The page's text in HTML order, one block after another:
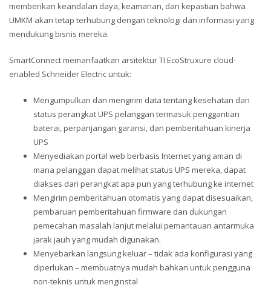
memberikan keandalan daya, keamanan, dan kepastian bahwa
UMKM akan tetap terhubung dengan teknologi dan informasi yang
mendukung bisnis mereka.
SmartConnect memanfaatkan arsitektur TI EcoStruxure cloud-
enabled Schneider Electric untuk:
Mengumpulkan dan mengirim data tentang kesehatan dan
status perangkat UPS pelanggan termasuk penggantian
baterai, perpanjangan garansi, dan pemberitahuan kinerja
UPS
Menyediakan portal web berbasis Internet yang aman di
mana pelanggan dapat melihat status UPS mereka, dapat
diakses dari perangkat apa pun yang terhubung ke internet
Mengirim pemberitahuan otomatis yang dapat disesuaikan,
pembaruan pemberitahuan firmware dan dukungan
pemecahan masalah lanjut melalui pemantauan antarmuka
jarak jauh yang mudah digunakan.
Menyebarkan langsung keluar – tidak ada konfigurasi yang
diperlukan – membuatnya mudah bahkan untuk pengguna
non-teknis untuk menginstal